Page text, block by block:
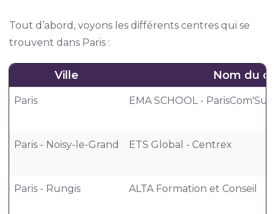
Tout d’abord, voyons les différents centres qui se
trouvent dans Paris :
Ville Nom du
Paris EMA SCHOOL - ParisCom'Sup
Paris - Noisy-le-Grand ETS Global - Centrex
Paris - Rungis ALTA Formation et Conseil